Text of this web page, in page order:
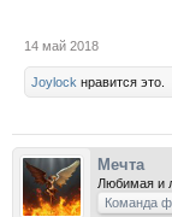
14 май 2018
Joylock нравится это.
Мечта
Любимая и
Команда